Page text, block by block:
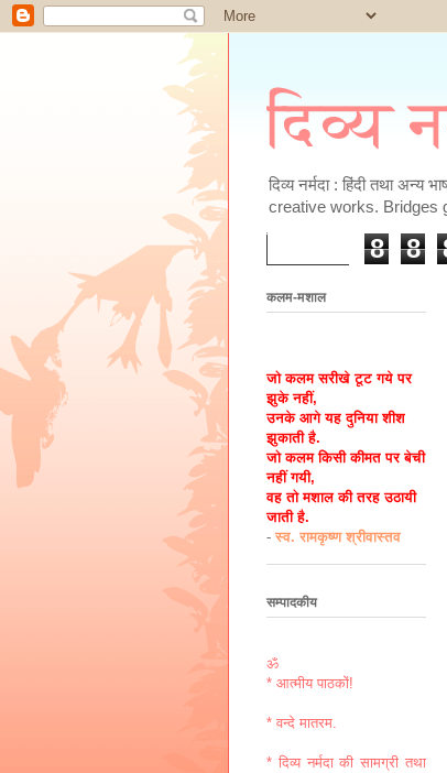
दिव्य
दिव्य नर्मदा : हिंदी तथा
creative works. Bridges
8 8
कलम-मशाल
जो कलम सरीखे टूट गये पर
झुके नहीं,
उनके आगे यह दुनिया शीश
झुकाती है.
जो कलम किसी कीमत पर बेची
नहीं गयी,
वह तो मशाल की तरह उठायी
जाती है.
- स्व. रामकृष्ण श्रीवास्तव
सम्पादकीय
ॐ
* आत्मीय पाठकों!
* वन्दे मातरम.
* दिव्य नर्मदा की सामग्री तथा